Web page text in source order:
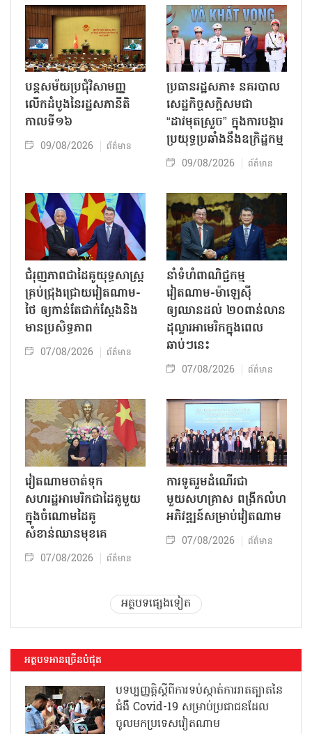
បន្តសម័យប្រជុំវិសាមញ្ញ
លើកដំបូងនៃរដ្ឋសភានីតិ
កាលទី១៦
09/08/2026 ព័ត៌មាន
ប្រធានរដ្ឋសភា៖ នគរបាល
សេដ្ឋកិច្ចសក្តិសមជា
“ដាវមុតស្រួច” ក្នុងការបង្ការ
ប្រយុទ្ធប្រឆាំងនឹងឧក្រិដ្ឋកម្ម
09/08/2026 ព័ត៌មាន
ជំរុញភាពជាដៃគូយុទ្ធសាស្ត្រ
គ្រប់ជ្រុងជ្រោយវៀតណាម-
ថៃ ឲ្យកាន់តែជាក់ស្ដែងនិង
មានប្រសិទ្ធភាព
07/08/2026 ព័ត៌មាន
នាំទំហំពាណិជ្ជកម្ម
វៀតណាម-ម៉ាឡេស៊ី
ឲ្យឈានដល់ ២០ពាន់លាន
ដុល្លារអាមេរិកក្នុងពេល
ឆាប់ៗនេះ
07/08/2026 ព័ត៌មាន
វៀតណាមចាត់ទុក
សហរដ្ឋអាមេរិកជាដៃគូមួយ
ក្នុងចំណោមដៃគូ
សំខាន់ឈានមុខគេ
07/08/2026 ព័ត៌មាន
ការទូតរួមដំណើរជា
មួយសហគ្រាស ពង្រីកលំហ
អភិវឌ្ឍន៍សម្រាប់វៀតណាម
07/08/2026 ព័ត៌មាន
អត្ថបទផ្សេងទៀត
អត្ថបទអានច្រើនបំផុត
បទប្បញ្ញត្តិស្តីពីការទប់ស្កាត់ការរាតត្បាតនៃ
ជំងឺ Covid-19 សម្រាប់ប្រជាជនដែល
ចូលមកប្រទេសវៀតណាម